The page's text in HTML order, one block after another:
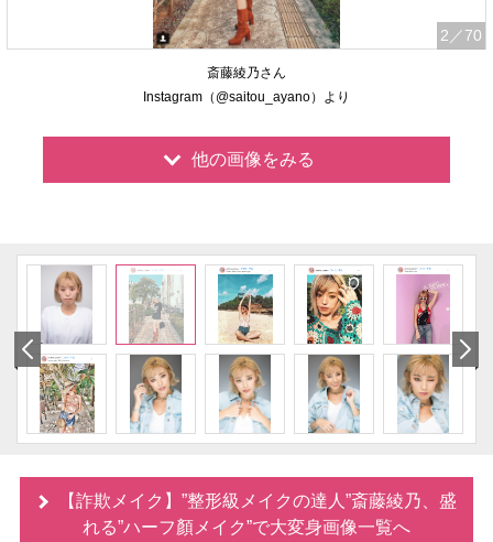
2 ／70
斎藤綾乃さん
Instagram（@saitou_ayano）より
他の画像をみる
【詐欺メイク】”整形級メイクの達人”斎藤綾乃、盛
れる”ハーフ顏メイク”で大変身画像一覧へ